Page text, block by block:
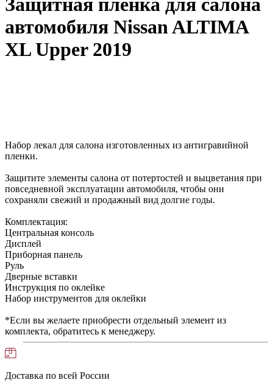
Защитная пленка для салона
автомобиля Nissan ALTIMA
XL Upper 2019
Набор лекал для салона изготовленных из антигравийной
пленки.
Защитите элементы салона от потертостей и выцветания при
повседневной эксплуатации автомобиля, чтобы они
сохраняли свежий и продажный вид долгие годы.
Комплектация:
Центральная консоль
Дисплей
Приборная панель
Руль
Дверные вставки
Инструкция по оклейке
Набор инструментов для оклейки
*Если вы желаете приобрести отдельный элемент из
комплекта, обратитесь к менеджеру.
Доставка по всей России